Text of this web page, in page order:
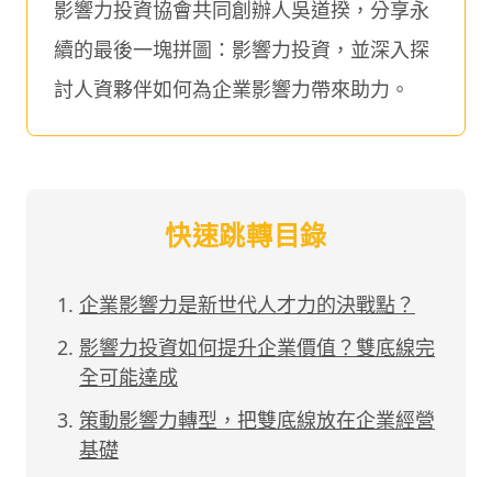
影響力投資協會共同創辦人吳道揆，分享永
續的最後一塊拼圖：影響力投資，並深入探
討人資夥伴如何為企業影響力帶來助力。
快速跳轉目錄
企業影響力是新世代人才力的決戰點？
影響力投資如何提升企業價值？雙底線完
全可能達成
策動影響力轉型，把雙底線放在企業經營
基礎